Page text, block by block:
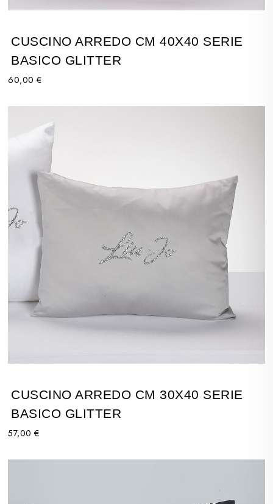
CUSCINO ARREDO CM 40X40 SERIE
BASICO GLITTER
60,00 €
CUSCINO ARREDO CM 30X40 SERIE
BASICO GLITTER
57,00 €